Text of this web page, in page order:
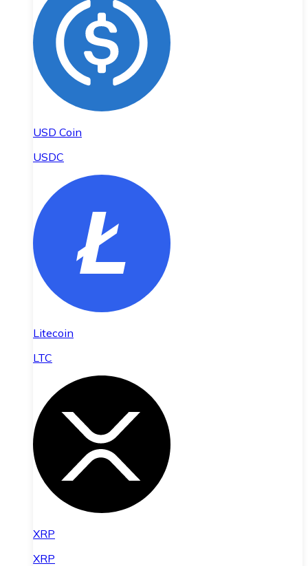
USD Coin
USDC
Litecoin
LTC
XRP
XRP